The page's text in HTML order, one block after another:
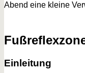
Abend eine kleine
Einleitung